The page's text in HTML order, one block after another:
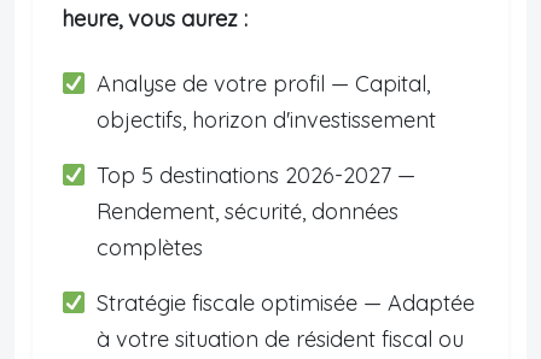
heure, vous aurez :
Analyse de votre profil — Capital,
objectifs, horizon d'investissement
Top 5 destinations 2026-2027 —
Rendement, sécurité, données
complètes
Stratégie fiscale optimisée — Adaptée
à votre situation de résident fiscal ou